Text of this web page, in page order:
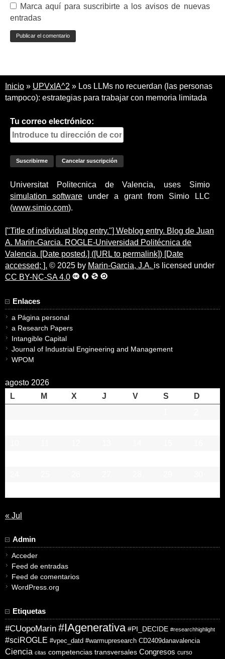
Marca aquí para suscribirte a los avisos de nuevas
entradas
Inicio » UPVxIA^2 » Los LLMs no recuerdan (las personas
tampoco): estrategias para trabajar con memoria limitada
Tu correo electrónico:
Universitat Politecnica de Valencia, uses Simio
simulation software under a grant from Simio LLC
(www.simio.com).
["Title of individual blog entry."] Weblog entry. Blog de Juan
A. Marin-Garcia. ROGLE-Universidad Politécnica de
Valencia. [Date posted.] ([URL to permalink]) [Date
accessed; ]. © 2025 by Marin-Garcia, J.A. is licensed under
CC BY-NC-SA 4.0
Enlaces
a Página personal
a Research Papers
Intangible Capital
Journal of Industrial Engineering and Management
WPOM
agosto 2026
L
M X J V S
D
« Jul
Admin
Acceder
Feed de entradas
Feed de comentarios
WordPress.org
Etiquetas
#CUopoMarin #IAgenerativa #PI_DECIDE #researchhighlight
#sciROGLE #vpec_datd #warmupresearch CD2409danavalencia
Ciencia citas competencias transversales Congresos curso